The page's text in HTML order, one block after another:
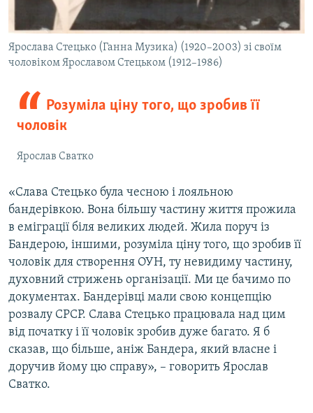
Ярослава Стецько (Ганна Музика) (1920–2003) зі своїм
чоловіком Ярославом Стецьком (1912–1986)
Розуміла ціну того, що зробив її
чоловік
Ярослав Сватко
«Слава Стецько була чесною і лояльною
бандерівкою. Вона більшу частину життя прожила
в еміграції біля великих людей. Жила поруч із
Бандерою, іншими, розуміла ціну того, що зробив її
чоловік для створення ОУН, ту невидиму частину,
духовний стрижень організації. Ми це бачимо по
документах. Бандерівці мали свою концепцію
розвалу СРСР. Слава Стецько працювала над цим
від початку і її чоловік зробив дуже багато. Я б
сказав, що більше, аніж Бандера, який власне і
доручив йому цю справу», – говорить Ярослав
Сватко.